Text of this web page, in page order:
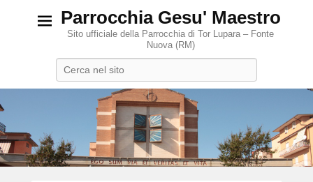
Parrocchia Gesu' Maestro
Sito ufficiale della Parrocchia di Tor Lupara – Fonte
Nuova (RM)